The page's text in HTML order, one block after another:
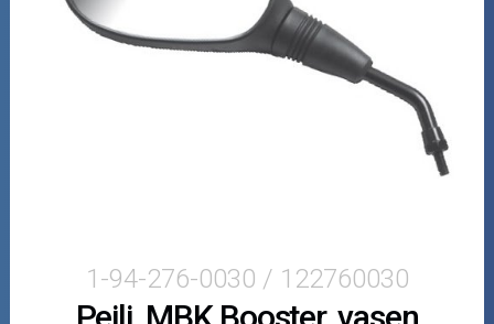
Yamaha
1-94-276-0030 / 122760030